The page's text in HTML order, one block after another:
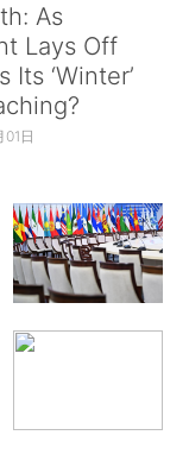
As
Lays Off
Its ‘Winter’
日